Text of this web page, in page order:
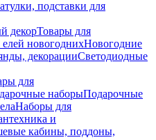
подставки для
декорТовары для
новогоднихНовогодние
декорацииСветодиодные
для
наборыПодарочные
Наборы для
и
кабины, поддоны,